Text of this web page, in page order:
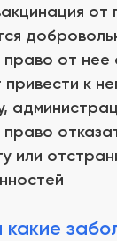
от
от нее
к
право
или
какие